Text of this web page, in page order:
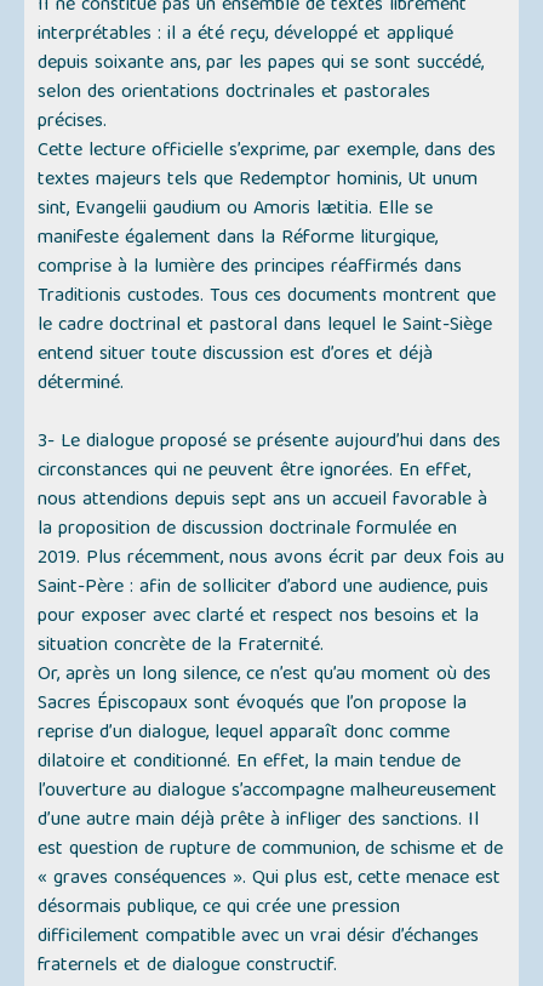
interprétables : il a été reçu, développé et appliqué
depuis soixante ans, par les papes qui se sont succédé,
selon des orientations doctrinales et pastorales
précises.
Cette lecture officielle s’exprime, par exemple, dans des
textes majeurs tels que Redemptor hominis, Ut unum
sint, Evangelii gaudiumouAmoris lætitia. Elle se
manifeste également dans la Réforme liturgique,
comprise à la lumière des principes réaffirmés dans
Traditionis custodes. Tous ces documents montrent que
le cadre doctrinal et pastoral dans lequel le Saint-Siège
entend situer toute discussion est d’ores et déjà
déterminé.
3- Le dialogue proposé se présente aujourd’hui dans des
circonstances qui ne peuvent être ignorées. En effet,
nous attendions depuis sept ans un accueil favorable à
la proposition de discussion doctrinale formulée en
2019. Plus récemment, nous avons écrit par deux fois au
Saint-Père : afin de solliciter d’abord une audience, puis
pour exposer avec clarté et respect nos besoins et la
situation concrète de la Fraternité.
Or, après un long silence, ce n’est qu’au moment où des
Sacres Épiscopaux sont évoqués que l’on propose la
reprise d’un dialogue, lequel apparaît donc comme
dilatoire et conditionné. En effet, la main tendue de
l’ouverture au dialogue s’accompagne malheureusement
d’une autre main déjà prête à infliger des sanctions. Il
est question de rupture de communion, de schisme et de
«graves conséquences ». Qui plus est, cette menace est
désormais publique, ce qui crée une pression
difficilement compatible avec un vrai désir d’échanges
fraternels et de dialogue constructif.